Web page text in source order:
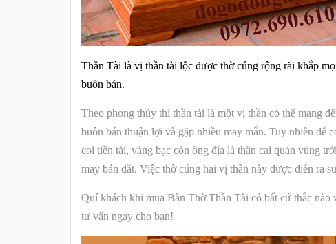
Thần Tài là vị thần tài lộc được thờ cúng rộng rãi khắp
buôn bán.
Theo phong thủy thì thần tài là một vị thần có thể mang
buôn bán thuận lợi và gặp nhiều may mắn. Tuy nhiên để
coi tiền tài, vàng bạc còn ông địa là thần cai quản vùng
may bán đắt. Việc thờ cúng hai vị thần này được diễn ra
Quí khách khi mua Bàn Thờ Thần Tài có bất cứ thắc nào
tư vấn ngay cho bạn!